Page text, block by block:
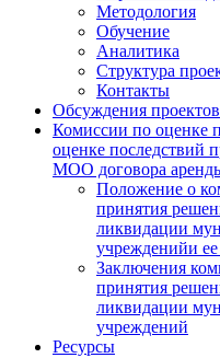
Методология
Обучение
Аналитика
Структура
Контакты
Обсуждения
Комиссии по оценке
оценке последствий
МОО договора аренды
Положение о
принятия
ликвидации
учрежденийи ее
Заключения
принятия
ликвидации
учреждений
Ресурсы